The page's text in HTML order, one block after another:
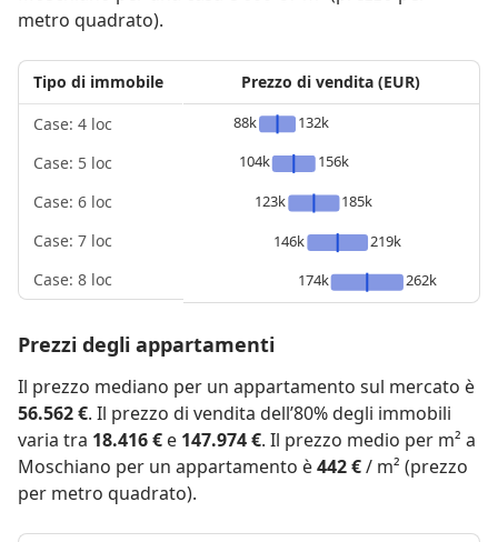
metro quadrato).
Tipo di immobile
Case: 4 loc
Case: 5 loc
Case: 6 loc
Case: 7 loc
Case: 8 loc
Prezzo di vendita (EUR)
88k
132k
104k
156k
123k
185k
146k
219k
174k
262k
Prezzi degli appartamenti
Il prezzo mediano per un appartamento sul mercato è
56.562 €. Il prezzo di vendita dell’80% degli immobili
varia tra 18.416 € e 147.974 €. Il prezzo medio per m² a
Moschiano per un appartamento è442 €/ m² (prezzo
per metro quadrato).